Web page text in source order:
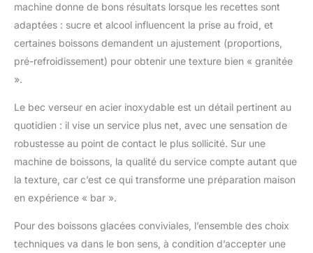
machine donne de bons résultats lorsque les recettes sont
adaptées : sucre et alcool influencent la prise au froid, et
certaines boissons demandent un ajustement (proportions,
pré-refroidissement) pour obtenir une texture bien « granitée
».
Le bec verseur en acier inoxydable est un détail pertinent au
quotidien : il vise un service plus net, avec une sensation de
robustesse au point de contact le plus sollicité. Sur une
machine de boissons, la qualité du service compte autant que
la texture, car c’est ce qui transforme une préparation maison
en expérience « bar ».
Pour des boissons glacées conviviales, l’ensemble des choix
techniques va dans le bon sens, à condition d’accepter une